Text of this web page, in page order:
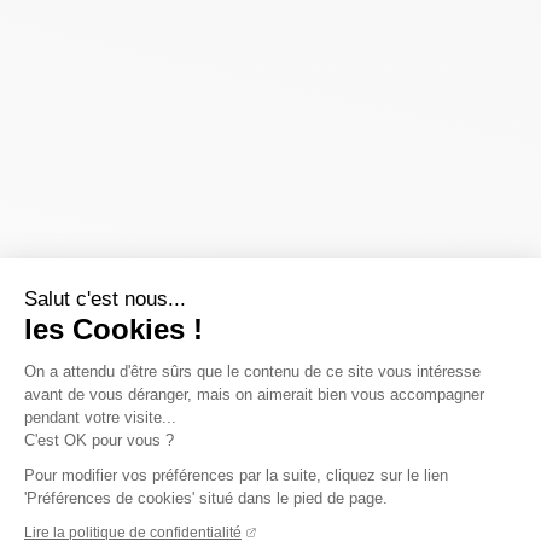
Salut c'est nous...
les Cookies !
On a attendu d'être sûrs que le contenu de ce site vous intéresse
avant de vous déranger, mais on aimerait bien vous accompagner
pendant votre visite...
C'est OK pour vous ?
Pour modifier vos préférences par la suite, cliquez sur le lien
'Préférences de cookies' situé dans le pied de page.
Lire la politique de confidentialité